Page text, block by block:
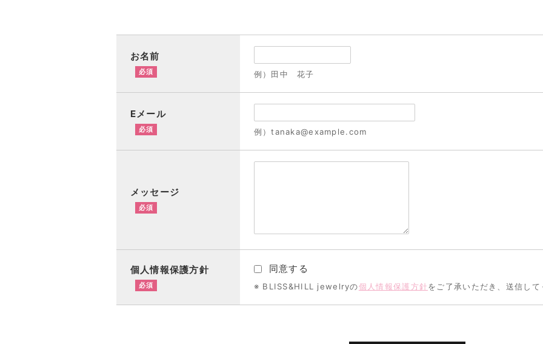
お名前
必須 例）田中 花子
Eメール
必須 例）tanaka@example.com
メッセージ
必須
個人情報保護方針
必須
同意する
※ BLISS&HILL jewelryの個人情報保護方針をご了承いただき、送信して